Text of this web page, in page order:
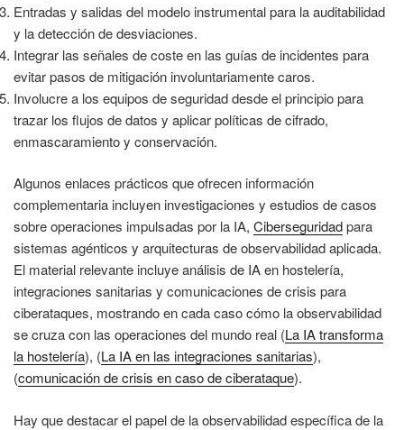
Entradas y salidas del modelo instrumental para la auditabilidad
y la detección de desviaciones.
Integrar las señales de coste en las guías de incidentes para
evitar pasos de mitigación involuntariamente caros.
Involucre a los equipos de seguridad desde el principio para
trazar los flujos de datos y aplicar políticas de cifrado,
enmascaramiento y conservación.
Algunos enlaces prácticos que ofrecen información
complementaria incluyen investigaciones y estudios de casos
sobre operaciones impulsadas por la IA, Ciberseguridadpara
sistemas agénticos y arquitecturas de observabilidad aplicada.
El material relevante incluye análisis de IA en hostelería,
integraciones sanitarias y comunicaciones de crisis para
ciberataques, mostrando en cada caso cómo la observabilidad
se cruza con las operaciones del mundo real (La IA transforma
la hostelería), (La IA en las integraciones sanitarias),
(comunicación de crisis en caso de ciberataque).
Hay que destacar el papel de la observabilidad específica de la